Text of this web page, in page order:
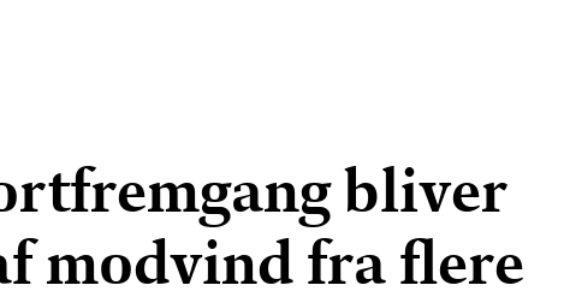
bliver
modvind fra flere